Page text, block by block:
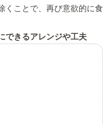
くことで、再び意欲的に食
できるアレンジや工夫